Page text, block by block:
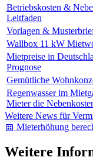
Betriebskosten &
Leitfaden
Vorlagen &
Wallbox 11 kW
Mietpreise in
Prognose
Gemütliche
Regenwasser im
Mieter die
Weitere News für
Mieterhöhung
Weitere